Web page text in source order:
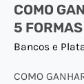
COMO
5
Bancos e
COMO
E
EFICAZES